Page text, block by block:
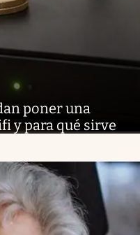
poner una
y para qué sirve